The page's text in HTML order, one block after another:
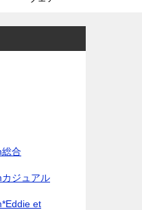
合
ジュアル
et